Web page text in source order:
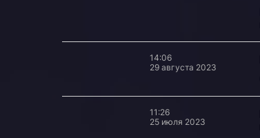
14:06
29 августа 2023
11:26
25 июля 2023